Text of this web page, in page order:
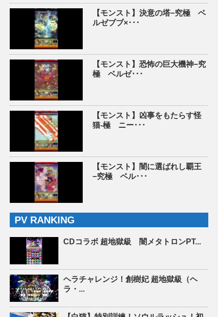
【モンスト】決意の塔−究極 ベ
ルゼブブ×･･･
【モンスト】恐怖の巨大機神−究
極 ベルゼ･･･
【モンスト】凶事をもたらす怪
猫-極 ニー･･･
【モンスト】闇に選ばれし覇王
−究極 ベル･･･
PV RANKING
CDコラボ 超地獄級 闇メタトロンPT...
ヘラチャレンジ！創樹妃 超地獄級（ヘ
ラ・...